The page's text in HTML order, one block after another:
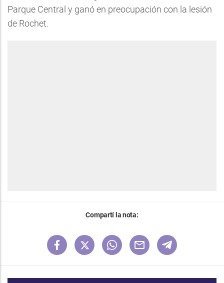
Parque Central y ganó en preocupación con la lesión
de Rochet.
Compartí la nota: